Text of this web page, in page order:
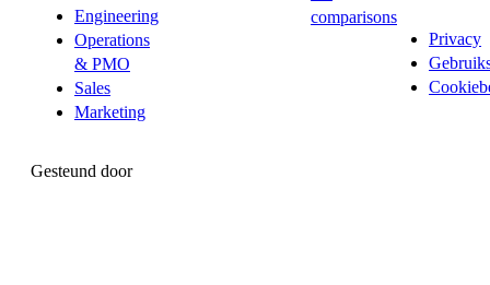
Engineering
Operations
& PMO
Sales
Marketing
comparisons
Privacy
Gesteund door